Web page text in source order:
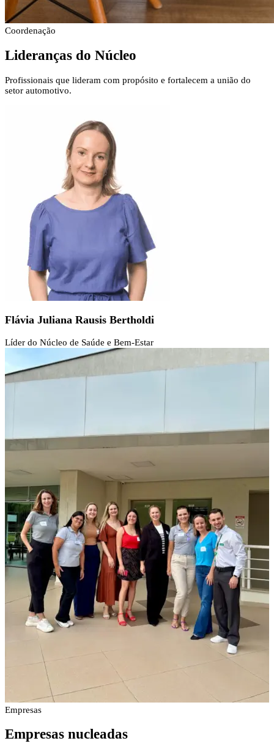
Coordenação
Lideranças do Núcleo
Profissionais que lideram com propósito e fortalecem a união do
setor automotivo.
Flávia Juliana Rausis Bertholdi
Líder do Núcleo de Saúde e Bem-Estar
Empresas
Empresas nucleadas